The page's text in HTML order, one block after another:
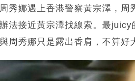
秀娜遇上香港警察黃宗澤，
法接近黃宗澤找線索。最
周秀娜只是露出香肩，不算好